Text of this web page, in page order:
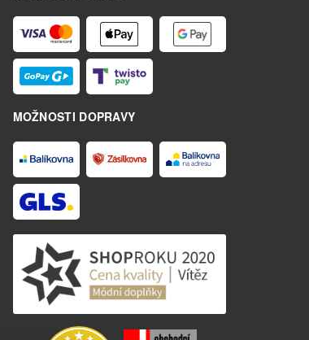
MOŽNOSTI DOPRAVY